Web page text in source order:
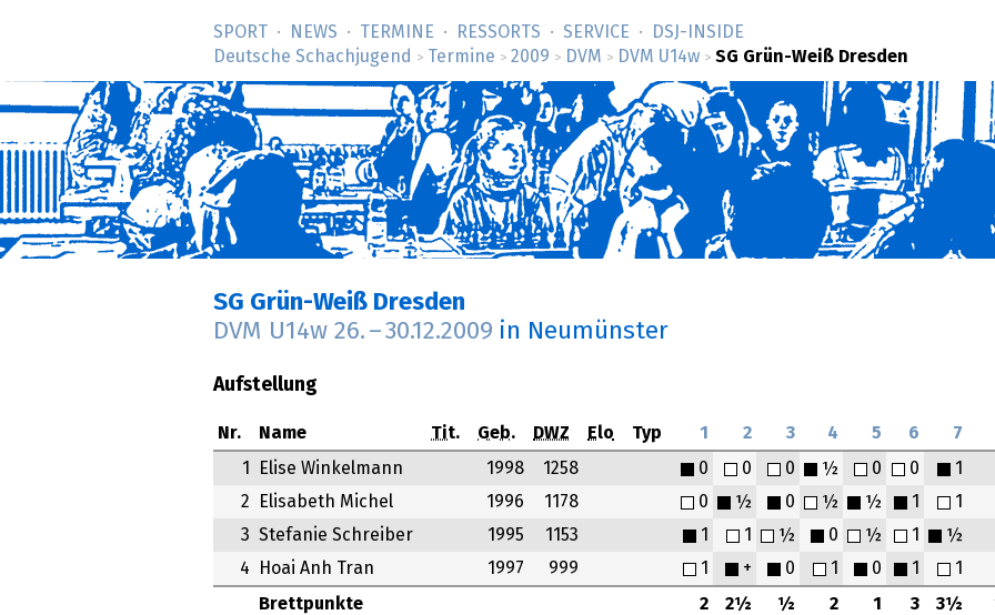
SPORT NEWS TERMINE RESSORTS SERVICE
DSJ-­INSIDE
Deutsche Schachjugend
> Termine > 2009 > DVM > DVM U14w > SG Grün-Weiß Dresden
SG Grün-Weiß Dresden
DVM U14w 26. –30.12.2009 in Neumünster
Aufstellung
Nr. Name Tit. Geb. DWZ Elo Typ 1 2 3 4 5 6 7
Brettpunkte 2 2½ ½ 2 1 3 3½
1 Elise Winkelmann 1998 1258 0 0 0 ½ 0 0
1
2
Elisabeth Michel 1996 1178 0 ½ 0 ½ ½ 1
1
3 Stefanie Schreiber 1995 1153 1 1 ½ 0 ½ 1
½
4
Hoai Anh Tran 1997 999 1 + 0 1 0 1 1